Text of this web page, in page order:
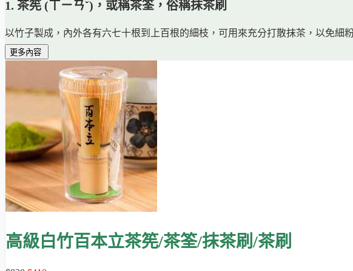
1. 茶筅 (ㄒㄧㄢˇ)，或稱茶筌，俗稱抹茶刷
以竹子製成，內外各有六七十根到上百根的細枝，可用來充分打散抹茶，以免細
抹茶茶具中以茶筅最重要，同時請注意
2. 茶篩
能把開封後可能結塊的抹茶篩回細粉狀，使抹茶更容易打出細緻的泡沫。
3. 茶勺
適量取茶的好工具。
更多內容
高級白竹百本立茶筅/茶筌/抹茶刷/茶刷